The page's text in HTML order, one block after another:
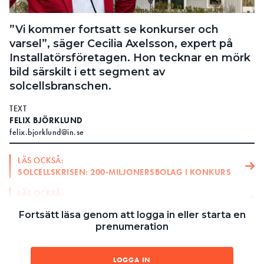
SEARCH
”Vi kommer fortsatt se konkurser och
varsel”, säger Cecilia Axelsson, expert på
Installatörsföretagen. Hon tecknar en mörk
bild särskilt i ett segment av
solcellsbranschen.
TEXT
FELIX BJÖRKLUND
felix.bjorklund@in.se
LÄS OCKSÅ:
SOLCELLSKRISEN: 200-MILJONERSBOLAG I KONKURS
LÄS OCKSÅ:
1. Minskad efterfrågan bland konsumenter
När Solcellen i Sverige AB kastade in handduken i
Fortsätt läsa genom att logga in eller starta en
prenumeration
LOGGA IN